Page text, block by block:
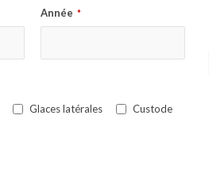
Année *
Glaces latérales Custode